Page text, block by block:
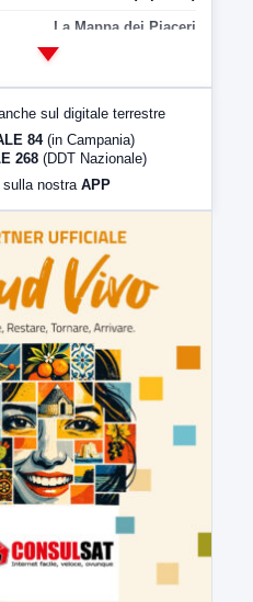
La Mappa dei Piaceri
LabNews (Diretta)
LabNews (replica)
sul digitale terrestre
84 (in Campania)
268 (DDT Nazionale)
sulla nostra APP